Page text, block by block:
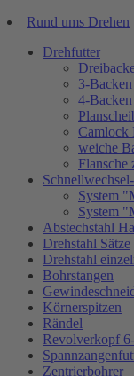
Rund ums Drehen
Drehfutter
3-
4-
Camlock
weiche
Flansche
System
System
Abstechstahl
Drehstahl Sätze
Drehstahl
Bohrstangen
Körnerspitzen
Rändel
Revolverkopf
Zentrierbohrer